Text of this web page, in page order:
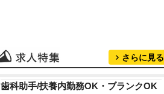
さらに見る
歯科助手/扶養内勤務OK・ブランクOK